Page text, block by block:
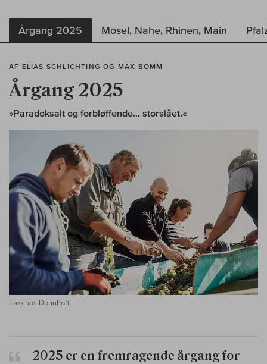
Årgang 2025 Mosel, Nahe, Rhinen, Main
AF ELIAS SCHLICHTING OG MAX BOMM
Årgang 2025
»Paradoksalt og forbløffende… storslået.«
Læs hos Dönnhoff
2025 er en fremragende årgang for